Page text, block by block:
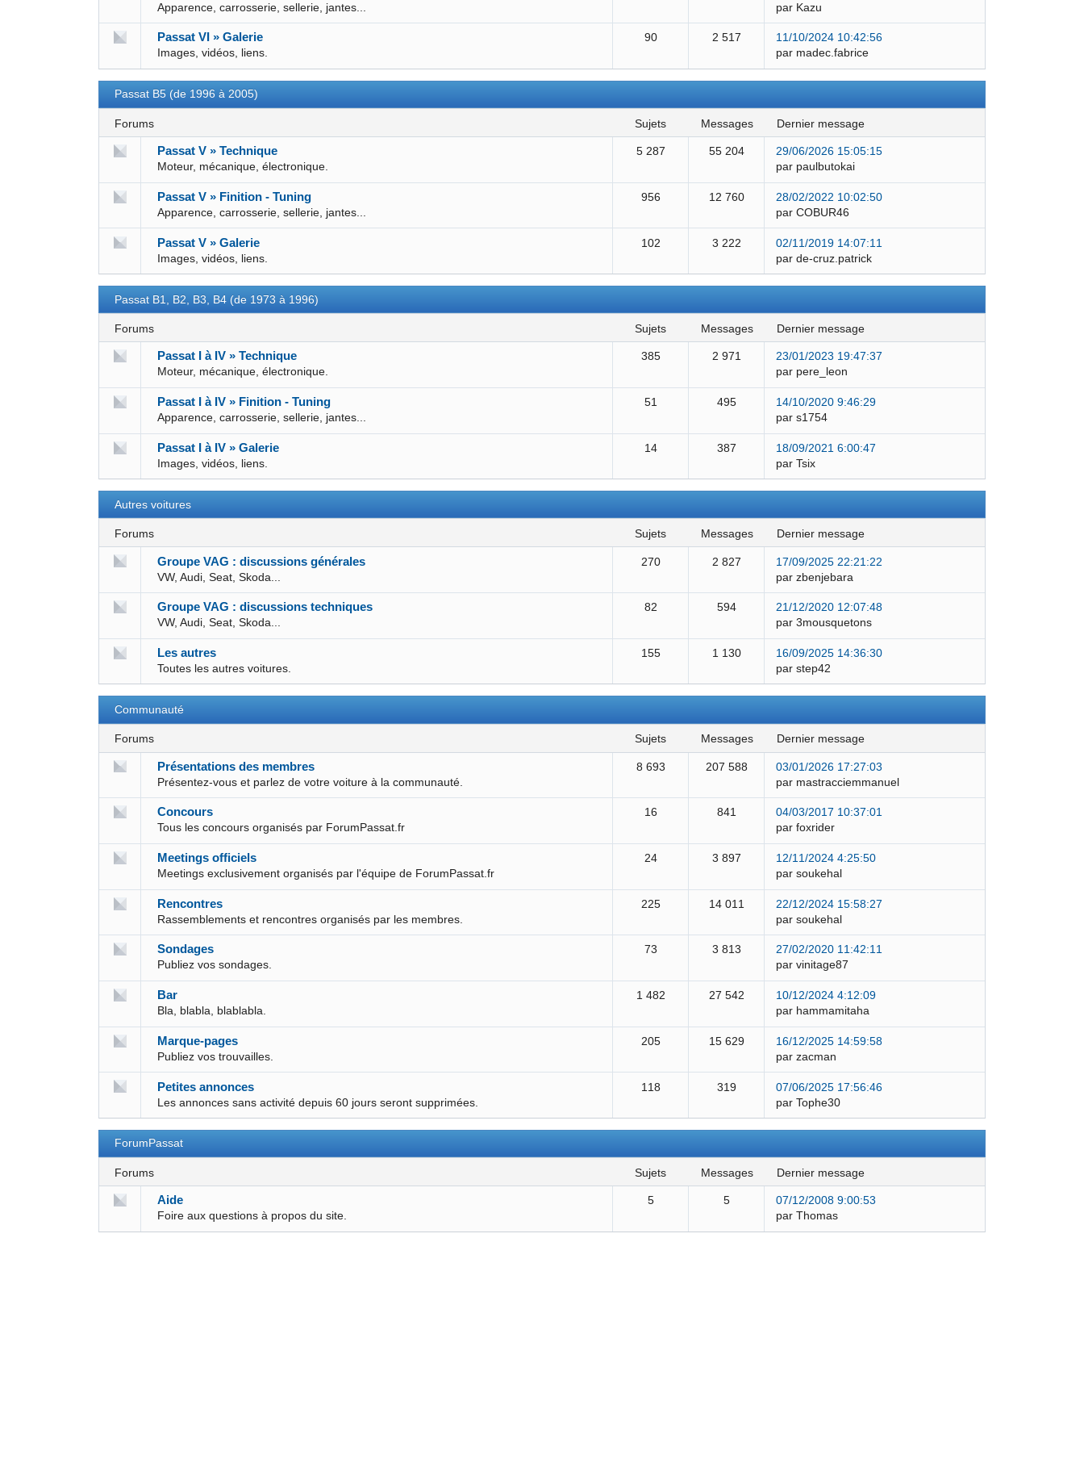
Apparence, carrosserie, sellerie, jantes...
par Kazu
Passat VI » Galerie
Images, vidéos, liens.
90 2 517
11/10/2024 10:42:56
par madec.fabrice
Passat B5 (de 1996 à 2005)
Forums sujets messages dernier message
Passat V » Technique
Moteur, mécanique, électronique.
5 287 55 204
29/06/2026 15:05:15
par paulbutokai
Passat V » Finition - Tuning
Apparence, carrosserie, sellerie, jantes...
956 12 760
28/02/2022 10:02:50
par COBUR46
Passat V » Galerie
Images, vidéos, liens.
102 3 222
02/11/2019 14:07:11
par de-cruz.patrick
Passat B1, B2, B3, B4 (de 1973 à 1996)
Forums sujets messages dernier message
Passat I à IV » Technique
Moteur, mécanique, électronique.
385 2 971
23/01/2023 19:47:37
par pere_leon
Passat I à IV » Finition - Tuning
Apparence, carrosserie, sellerie, jantes...
51 495
14/10/2020 9:46:29
par s1754
Passat I à IV » Galerie
Images, vidéos, liens.
14 387
18/09/2021 6:00:47
par Tsix
Autres voitures
Forums sujets messages dernier message
Groupe VAG : discussions générales
VW, Audi, Seat, Skoda...
270 2 827
17/09/2025 22:21:22
par zbenjebara
Groupe VAG : discussions techniques
VW, Audi, Seat, Skoda...
82 594
21/12/2020 12:07:48
par 3mousquetons
Les autres
Toutes les autres voitures.
155 1 130
16/09/2025 14:36:30
par step42
Communauté
Forums sujets messages dernier message
Présentations des membres
Présentez-vous et parlez de votre voiture à la communauté.
8 693 207 588
03/01/2026 17:27:03
par mastracciemmanuel
Concours
Tous les concours organisés par ForumPassat.fr
16 841
04/03/2017 10:37:01
par foxrider
Meetings officiels
Meetings exclusivement organisés par l'équipe de ForumPassat.fr
24 3 897
12/11/2024 4:25:50
par soukehal
Rencontres
Rassemblements et rencontres organisés par les membres.
225 14 011
22/12/2024 15:58:27
par soukehal
Sondages
Publiez vos sondages.
73 3 813
27/02/2020 11:42:11
par vinitage87
Bar
Bla, blabla, blablabla.
1 482 27 542
10/12/2024 4:12:09
par hammamitaha
Marque-pages
Publiez vos trouvailles.
205 15 629
16/12/2025 14:59:58
par zacman
Petites annonces
Les annonces sans activité depuis 60 jours seront supprimées.
118 319
07/06/2025 17:56:46
par Tophe30
ForumPassat
Forums sujets messages dernier message
Aide
Foire aux questions à propos du site.
5 5
07/12/2008 9:00:53
par Thomas